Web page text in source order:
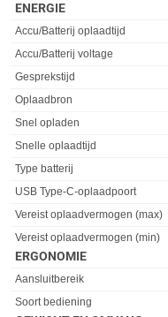
ENERGIE
Eigenschap Waarde
Accu/Batterij oplaadtijd
Accu/Batterij voltage
Gesprekstijd
Oplaadbron
Snel opladen
Snelle oplaadtijd
Type batterij
USB Type-C-oplaadpoort
Vereist oplaadvermogen (max)
Vereist oplaadvermogen (min)
ERGONOMIE
Eigenschap Waarde
Aansluitbereik
Soort bediening